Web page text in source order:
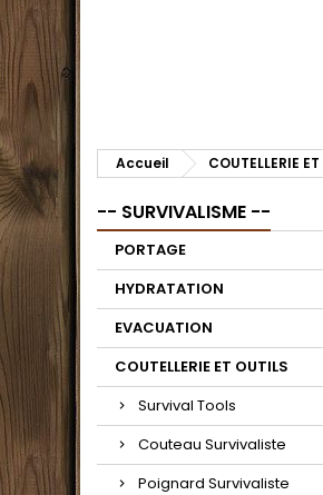
Accueil COUTELLERIE
-- SURVIVALISME --
PORTAGE
HYDRATATION
EVACUATION
COUTELLERIE ET OUTILS
Survival Tools
Couteau Survivaliste
Poignard Survivaliste